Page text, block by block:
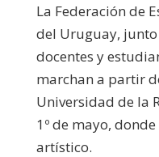
La Federación de
del Uruguay,
docentes y
marchan a partir
Universidad de la
1º de mayo,
artístico.